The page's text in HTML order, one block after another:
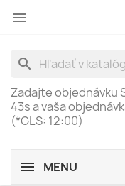

search
Zadajte objednávku
43sa vaša
(*GLS: 12:00)
MENU